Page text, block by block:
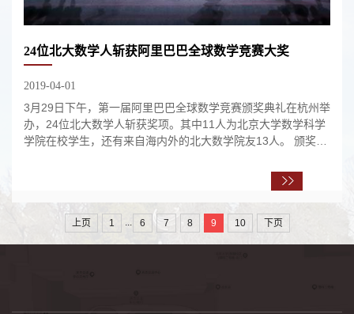
24位北大数学人斩获阿里巴巴全球数学竞赛大奖
2019-04-01
3月29日下午，第一届阿里巴巴全球数学竞赛颁奖典礼在杭州举
办，24位北大数学人斩获奖项。其中11人为北京大学数学科学
学院在校学生，还有来自海内外的北大数学院友13人。 颁奖现
上页 1 ... 6 7 8 9 10 下页